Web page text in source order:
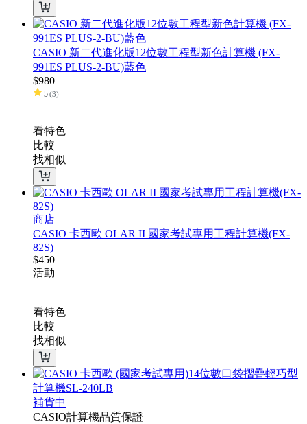
CASIO 新二代進化版12位數工程型新色計算機 (FX-
991ES PLUS-2-BU)藍色
$980
5(3)
看特色
比較
找相似
商店
CASIO 卡西歐 OLAR II 國家考試專用工程計算機(FX-
82S)
$450
活動
看特色
比較
找相似
補貨中
CASIO計算機品質保證